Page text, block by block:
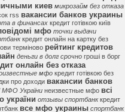
киев микрозайм без отказа
rss вакансии банков украины
в финансах кредит готівкою київ
мфо точки выдачи
кредит онлайн на картку без
терміново рейтинг кредитов
деньги в долг срочно гроші в борг
онлайн без отказа
мфо кредит готівкою без
про доходи вакансии банков
МФО України неизвестные мфо всі
україни отзывы спортбанк кредит
все мфо украины спортбанк